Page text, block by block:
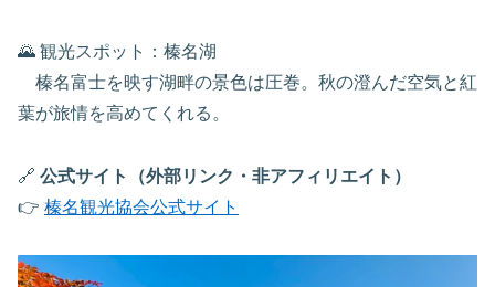
🌄 観光スポット：榛名湖
榛名富士を映す湖畔の景色は圧巻。秋の澄んだ空気と紅
葉が旅情を高めてくれる。
🔗 公式サイト（外部リンク・非アフィリエイト）
👉 榛名観光協会公式サイト